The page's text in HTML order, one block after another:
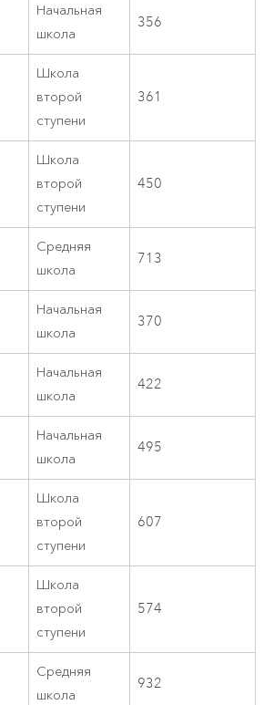
Начальная
школа
356
Школа
второй
ступени
361
Школа
второй
ступени
450
Средняя
школа
713
Начальная
школа
370
Начальная
школа
422
Начальная
школа
495
Школа
второй
ступени
607
Школа
второй
ступени
574
Средняя
школа
932